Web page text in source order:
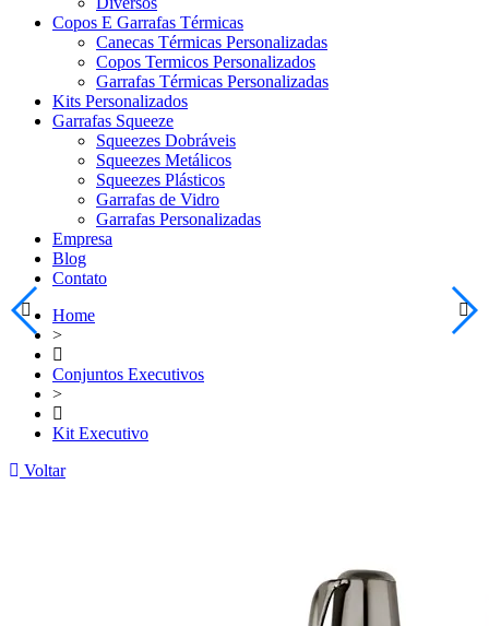
Copos E Garrafas Térmicas
Canecas Térmicas Personalizadas
Copos Termicos Personalizados
Garrafas Térmicas Personalizadas
Kits Personalizados
Garrafas Squeeze
Squeezes Dobráveis
Squeezes Metálicos
Squeezes Plásticos
Garrafas de Vidro
Garrafas Personalizadas
Empresa
Blog
Contato
Home
>
Conjuntos Executivos
>
Kit Executivo
Voltar